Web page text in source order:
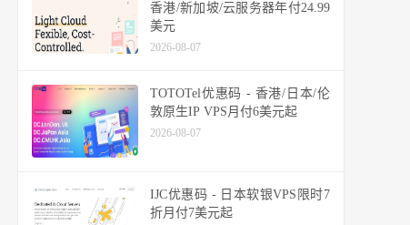
香港/新加坡/云服务器年付24.99
美元
2026-08-07
TOTOTel优惠码 - 香港/日本/伦
敦原生IP VPS月付6美元起
2026-08-07
IJC优惠码 - 日本软银VPS限时7
折月付7美元起